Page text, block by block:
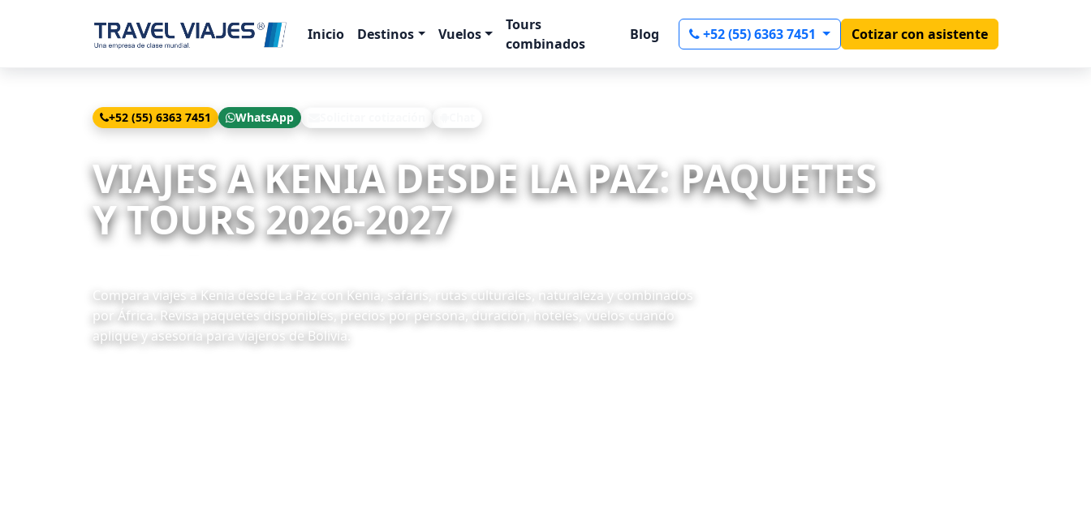
Inicio Destinos Vuelos
Tours
combinados
Blog +52 (55) 6363 7451 Cotizar con asistente
+52 (55) 6363 7451 WhatsApp
VIAJES A KENIA DESDE LA PAZ: PAQUETES
Y TOURS 2026-2027
Compara viajes a Kenia desde La Paz con Kenia, safaris, rutas culturales, naturaleza y combinados
por África. Revisa paquetes disponibles, precios por persona, duración, hoteles, vuelos cuando
aplique y asesoría para viajeros de Bolivia.